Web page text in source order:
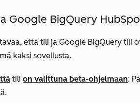
Google BigQuery
että tili ja Google BigQuery tili
kaksi sovellusta.
tili on valittuna beta-ohjelmaan:
.